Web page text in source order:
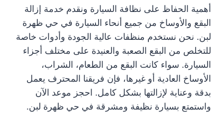
أهمية الحفاظ على نظافة السيارة ونقدم خدمة إزالة
البقع والأوساخ من جميع أنحاء السيارة في حي ظهرة
لبن. نحن نستخدم منظفات عالية الجودة وأدوات خاصة
للتخلص من البقع الصعبة والعنيدة على مختلف أجزاء
السيارة. سواء كانت البقع من الطعام، الشراب،
الأوساخ العادية أو غيرها، فإن فريقنا المحترف يعمل
بدقة وعناية لإزالتها بشكل كامل. احجز موعد الآن
واستمتع بسيارة نظيفة ومشرقة في حي ظهرة لبن.